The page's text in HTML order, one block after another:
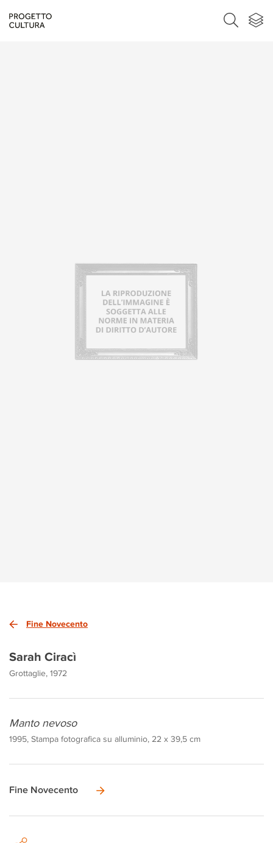
Fine Novecento
Sarah Ciracì
Grottaglie, 1972
Manto nevoso
1995, Stampa fotografica su alluminio, 22 x 39,5 cm
Fine Novecento